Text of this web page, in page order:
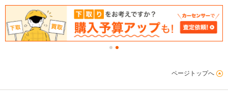
ページトップへ